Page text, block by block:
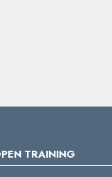
TRAINING